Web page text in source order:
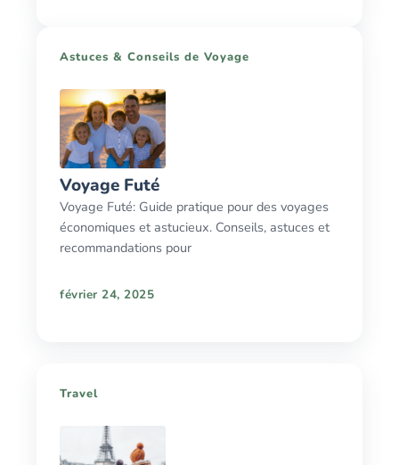
Astuces & Conseils de Voyage
Voyage Futé
Voyage Futé: Guide pratique pour des voyages
économiques et astucieux. Conseils, astuces et
recommandations pour
février 24, 2025
Travel